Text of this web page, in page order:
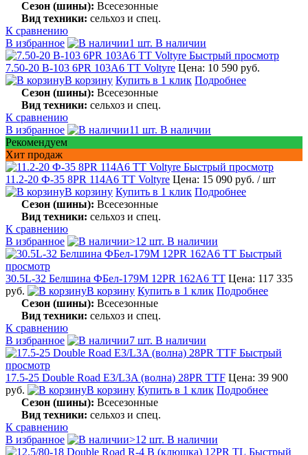
Сезон (шины): Всесезонные
Вид техники: сельхоз и спец.
К сравнению
В избранное
1 шт. В наличии
Быстрый просмотр
7.50-20 В-103 6PR 103A6 TT Voltyre Цена: 10 590 руб.
В корзину Купить в 1 клик Подробнее
Сезон (шины): Всесезонные
Вид техники: сельхоз и спец.
К сравнению
В избранное
11 шт. В наличии
Рекомендуем
Хит продаж
Быстрый просмотр
11.2-20 Ф-35 8PR 114A6 TT Voltyre Цена: 15 090 руб. / шт
В корзину Купить в 1 клик Подробнее
Сезон (шины): Всесезонные
Вид техники: сельхоз и спец.
К сравнению
В избранное
>12 шт. В наличии
Быстрый
просмотр
30.5L-32 Белшина ФБел-179М 12PR 162А6 TT Цена: 117 335
руб.
В корзину Купить в 1 клик Подробнее
Сезон (шины): Всесезонные
Вид техники: сельхоз и спец.
К сравнению
В избранное
7 шт. В наличии
Быстрый
просмотр
17.5-25 Double Road E3/L3A (волна) 28PR TTF Цена: 39 900
руб.
В корзину Купить в 1 клик Подробнее
Сезон (шины): Всесезонные
Вид техники: сельхоз и спец.
К сравнению
В избранное
>12 шт. В наличии
Быстрый